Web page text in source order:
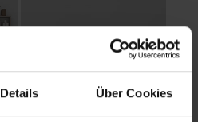
Details Über Cookies